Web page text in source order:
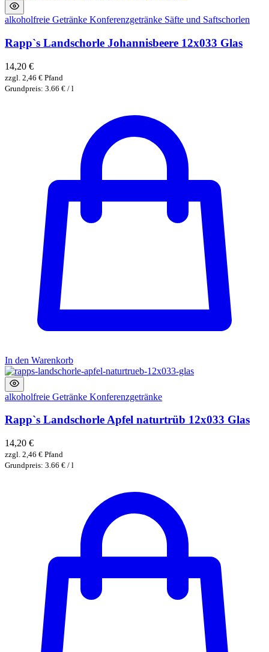
alkoholfreie Getränke Konferenzgetränke Säfte und Saftschorlen
Rapp`s Landschorle Johannisbeere 12x033 Glas
14,20 €
zzgl. 2,46 € Pfand
Grundpreis: 3.66 € / l
In den Warenkorb
alkoholfreie Getränke Konferenzgetränke
Rapp`s Landschorle Apfel naturtrüb 12x033 Glas
14,20 €
zzgl. 2,46 € Pfand
Grundpreis: 3.66 € / l